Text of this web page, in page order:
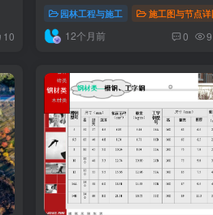
10
园林工程与施工 施工图与节点详
12个月前 0